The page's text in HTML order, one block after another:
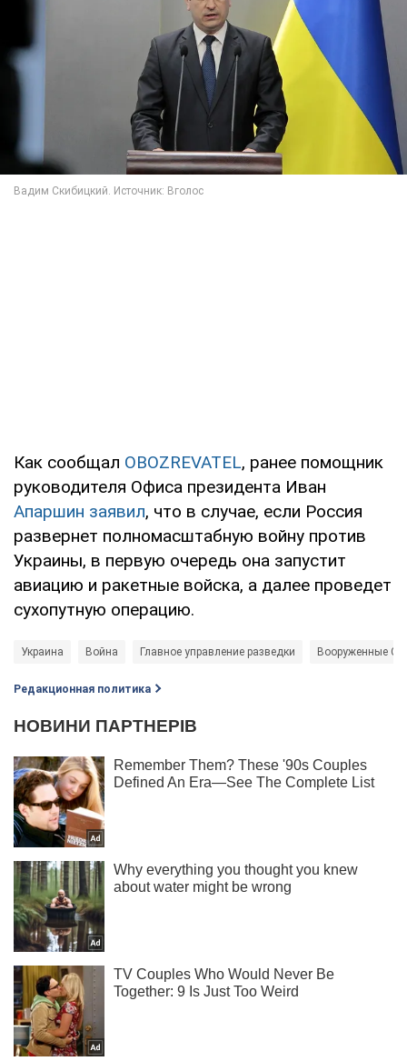
Как сообщал OBOZREVATEL, ранее помощник
руководителя Офиса президента Иван
Апаршин заявил, что в случае, если Россия
развернет полномасштабную войну против
Украины, в первую очередь она запустит
авиацию и ракетные войска, а далее проведет
сухопутную операцию.
Украина Война Главное управление разведки Вооруженные
Редакционная политика